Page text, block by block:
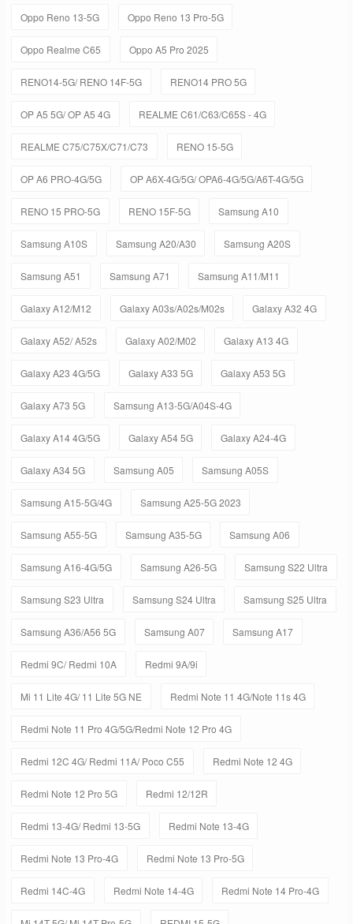
Oppo Reno 13-5G Oppo Reno 13 Pro-5G
Oppo Realme C65 Oppo A5 Pro 2025
RENO14-5G/ RENO 14F-5G RENO14 PRO 5G
OP A5 5G/ OP A5 4G REALME C61/C63/C65S - 4G
REALME C75/C75X/C71/C73 RENO 15-5G
OP A6 PRO-4G/5G OP A6X-4G/5G/ OPA6-4G/5G/A6T-4G/5G
RENO 15 PRO-5G RENO 15F-5G Samsung A10
Samsung A10S Samsung A20/A30 Samsung A20S
Samsung A51 Samsung A71 Samsung A11/M11
Galaxy A12/M12 Galaxy A03s/A02s/M02s Galaxy A32 4G
Galaxy A52/ A52s Galaxy A02/M02 Galaxy A13 4G
Galaxy A23 4G/5G Galaxy A33 5G Galaxy A53 5G
Galaxy A73 5G Samsung A13-5G/A04S-4G
Galaxy A14 4G/5G Galaxy A54 5G Galaxy A24-4G
Galaxy A34 5G Samsung A05 Samsung A05S
Samsung A15-5G/4G Samsung A25-5G 2023
Samsung A55-5G Samsung A35-5G Samsung A06
Samsung A16-4G/5G Samsung A26-5G Samsung S22 Ultra
Samsung S23 Ultra Samsung S24 Ultra Samsung S25 Ultra
Samsung A36/A56 5G Samsung A07 Samsung A17
Redmi 9C/ Redmi 10A Redmi 9A/9i
Mi 11 Lite 4G/ 11 Lite 5G NE Redmi Note 11 4G/Note 11s 4G
Redmi Note 11 Pro 4G/5G/Redmi Note 12 Pro 4G
Redmi 12C 4G/ Redmi 11A/ Poco C55 Redmi Note 12 4G
Redmi Note 12 Pro 5G Redmi 12/12R
Redmi 13-4G/ Redmi 13-5G Redmi Note 13-4G
Redmi Note 13 Pro-4G Redmi Note 13 Pro-5G
Redmi 14C-4G Redmi Note 14-4G Redmi Note 14 Pro-4G